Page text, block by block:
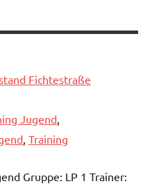
Fichtestraße
Jugend
Training
Gruppe: LP 1 Trainer: